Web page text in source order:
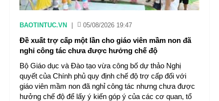
BAOTINTUC.VN 05/08/2026 19:47
Đề xuất trợ cấp một lần cho giáo viên mầm non đã
nghỉ công tác chưa được hưởng chế độ
Bộ Giáo dục và Đào tạo vừa công bố dự thảo Nghị
quyết của Chính phủ quy định chế độ trợ cấp đối với
giáo viên mầm non đã nghỉ công tác nhưng chưa được
hưởng chế độ để lấy ý kiến góp ý của các cơ quan, tổ